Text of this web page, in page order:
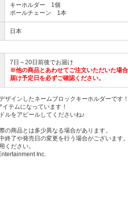
キーホルダー 1個
ボールチェーン 1本
日本
7日～20日前後でお届け
※他の商品とあわせてご注文いただいた場
届け予定日を必ずご確認ください。
ザインしたネームブロックキーホルダーです！
テムになっています！
ルをアピールしてくださいね♪
商品とは多少異なる場合があります。
了や発売日の変更を行う場合がございます。
ください。
Inc.